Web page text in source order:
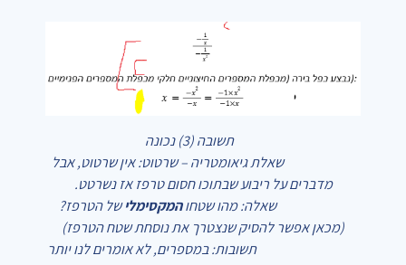
תשובה (3) נכונה
שאלת גיאומטריה – שרטוט: אין שרטוט, אבל
מדברים על ריבוע שבתוכו חסום טרפז אז נשרטט.
שאלה: מהו שטחוהמקסימלישל הטרפז?
(מכאן אפשר להסיק שנצטרך את נוסחת שטח הטרפז)
תשובות: במספרים, לא אומרים לנו יותר